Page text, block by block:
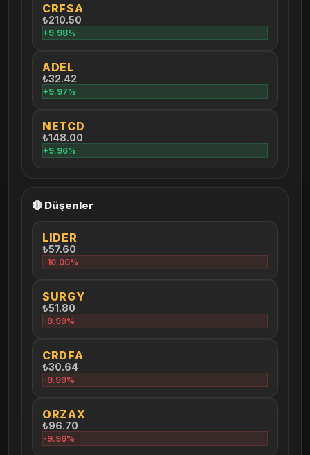
CRFSA
₺210.50
+9.98%
ADEL
₺32.42
+9.97%
NETCD
₺148.00
+9.96%
🔴 Düşenler
LIDER
₺57.60
-10.00%
SURGY
₺51.80
-9.99%
CRDFA
₺30.64
-9.99%
ORZAX
₺96.70
-9.96%